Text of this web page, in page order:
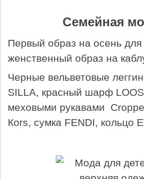
Семейная
Первый образ на осень
женственный образ на
Черные вельветовые
SILLA, красный шарф
меховыми рукавами
Кors, сумка FENDI, кольцо